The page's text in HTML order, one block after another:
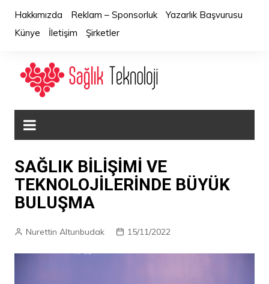
content
Hakkımızda Reklam – Sponsorluk
Yazarlık Başvurusu
Künye
İletişim Şirketler
SAĞLIK BİLİŞİMİ VE
TEKNOLOJİLERİNDE BÜYÜK
BULUŞMA
Nurettin Altunbudak 15/11/2022